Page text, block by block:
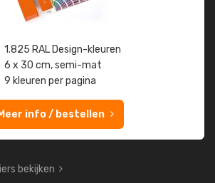
1.825 RAL Design-kleuren
6 x 30 cm, semi-mat
9 kleuren per pagina
Meer info / bestellen
bekijken